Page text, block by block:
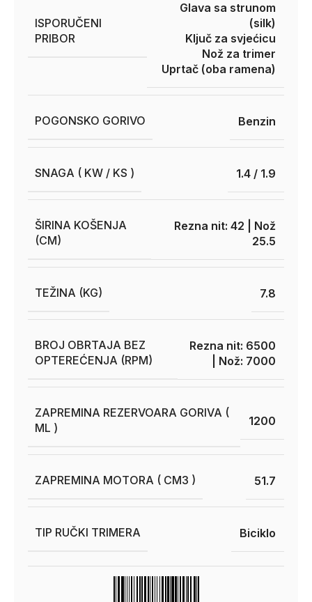
ISPORUČENI
PRIBOR
Glava sa strunom
(silk)
Ključ za svjećicu
Nož za trimer
Uprtač (oba ramena)
POGONSKO GORIVO Benzin
SNAGA ( KW / KS ) 1.4 / 1.9
ŠIRINA KOŠENJA
(CM)
Rezna nit: 42 | Nož
25.5
TEŽINA (KG) 7.8
BROJ OBRTAJA BEZ
OPTEREĆENJA (RPM)
Rezna nit: 6500
| Nož: 7000
ZAPREMINA REZERVOARA GORIVA (
ML )
1200
ZAPREMINA MOTORA ( CM3 ) 51.7
TIP RUČKI TRIMERA Biciklo